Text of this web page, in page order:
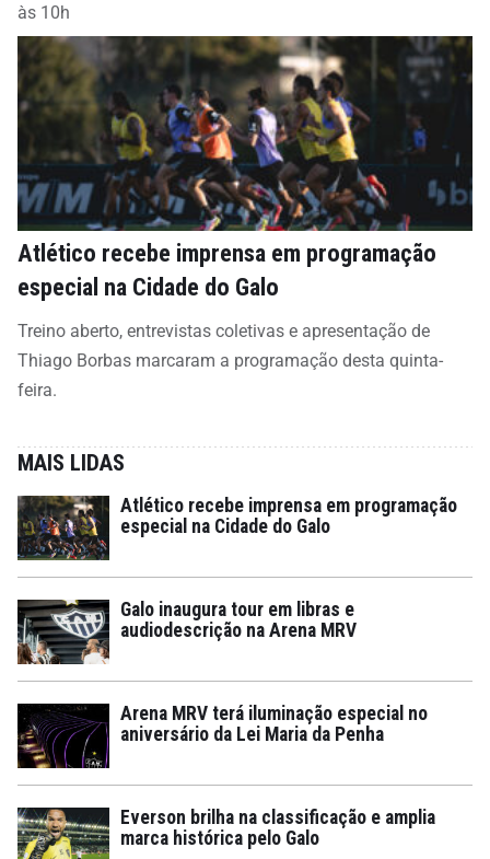
às 10h
Atlético recebe imprensa em programação
especial na Cidade do Galo
Treino aberto, entrevistas coletivas e apresentação de
Thiago Borbas marcaram a programação desta quinta-
feira.
MAIS LIDAS
Atlético recebe imprensa em programação
especial na Cidade do Galo
Galo inaugura tour em libras e
audiodescrição na Arena MRV
Arena MRV terá iluminação especial no
aniversário da Lei Maria da Penha
Everson brilha na classificação e amplia
marca histórica pelo Galo